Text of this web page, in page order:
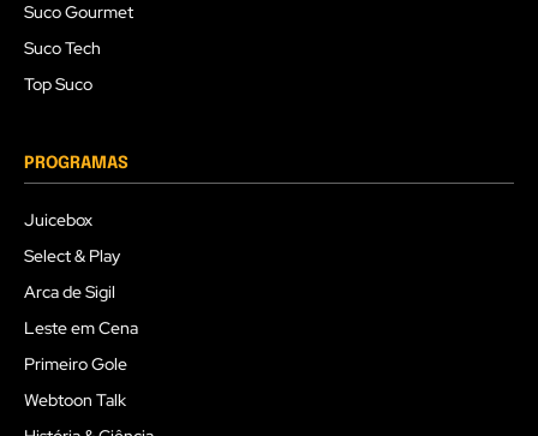
Suco Gourmet
Suco Tech
Top Suco
PROGRAMAS
Juicebox
Select & Play
Arca de Sigil
Leste em Cena
Primeiro Gole
Webtoon Talk